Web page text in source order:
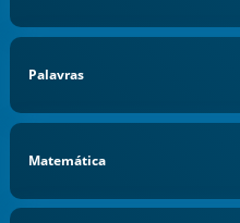
Palavras
Matemática